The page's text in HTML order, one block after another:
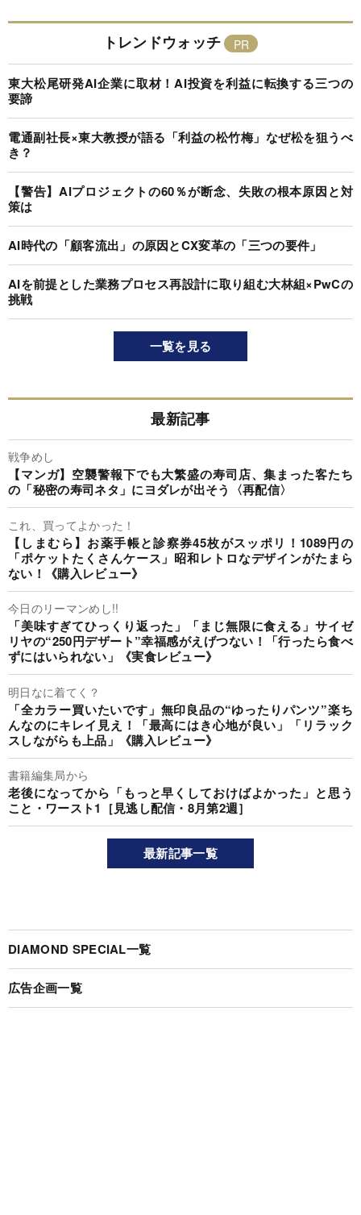
トレンドウォッチ
東大松尾研発AI企業に取材！AI投資を利益に転換する三つの
要諦
電通副社長×東大教授が語る「利益の松竹梅」なぜ松を狙うべ
き？
【警告】AIプロジェクトの60％が断念、失敗の根本原因と対
策は
AI時代の「顧客流出」の原因とCX変革の「三つの要件」
AIを前提とした業務プロセス再設計に取り組む大林組×PwCの
挑戦
一覧を見る
最新記事
戦争めし
【マンガ】空襲警報下でも大繁盛の寿司店、集まった客たち
の「秘密の寿司ネタ」にヨダレが出そう〈再配信〉
これ、買ってよかった！
【しまむら】お薬手帳と診察券45枚がスッポリ！1089円の
「ポケットたくさんケース」昭和レトロなデザインがたまら
ない！《購入レビュー》
今日のリーマンめし!!
「美味すぎてひっくり返った」「まじ無限に食える」サイゼ
リヤの“250円デザート”幸福感がえげつない！「行ったら食べ
ずにはいられない」《実食レビュー》
明日なに着てく？
「全カラー買いたいです」無印良品の“ゆったりパンツ”楽ち
んなのにキレイ見え！「最高にはき心地が良い」「リラック
スしながらも上品」《購入レビュー》
書籍編集局から
老後になってから「もっと早くしておけばよかった」と思う
こと・ワースト1［見逃し配信・8月第2週］
最新記事一覧
DIAMOND SPECIAL一覧
広告企画一覧